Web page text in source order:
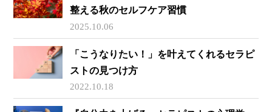
整える秋のセルフケア習慣
2025.10.06
「こうなりたい！」を叶えてくれるセラピ
ストの見つけ方
2022.10.18